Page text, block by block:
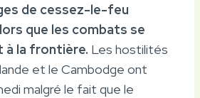
de cessez-le-feu
que les combats se
à la frontière. Les hostilités
et le Cambodge ont
malgré le fait que le